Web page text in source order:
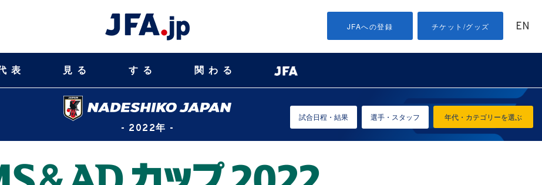
JFAへの登録 チケット/グッズ EN
表 見る する 関わる
- 2022年 -
年代・カテゴリーを選ぶ
試合日程・結果 選手・スタッフ